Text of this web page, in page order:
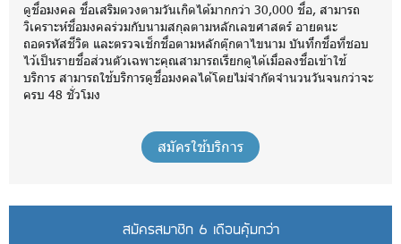
ดูชื่อมงคล ชื่อเสริมดวงตามวันเกิดได้มากกว่า 30,000 ชื่อ, สามารถ
วิเคราะห์ชื่อมงคลร่วมกับนามสกุลตามหลักเลขศาสตร์ อายตนะ
ถอดรหัสชีวิต และตรวจเช็กชื่อตามหลักตุ๊กตาไขนาม บันทึกชื่อที่ชอบ
ไว้เป็นรายชื่อส่วนตัวเฉพาะคุณสามารถเรียกดูได้เมื่อลงชื่อเข้าใช้
บริการ สามารถใช้บริการดูชื่อมงคลได้โดยไม่จำกัดจำนวนวันจนกว่าจะ
ครบ 48 ชั่วโมง
สมัครใช้บริการ
สมัครสมาชิก 6 เดือนคุ้มกว่า